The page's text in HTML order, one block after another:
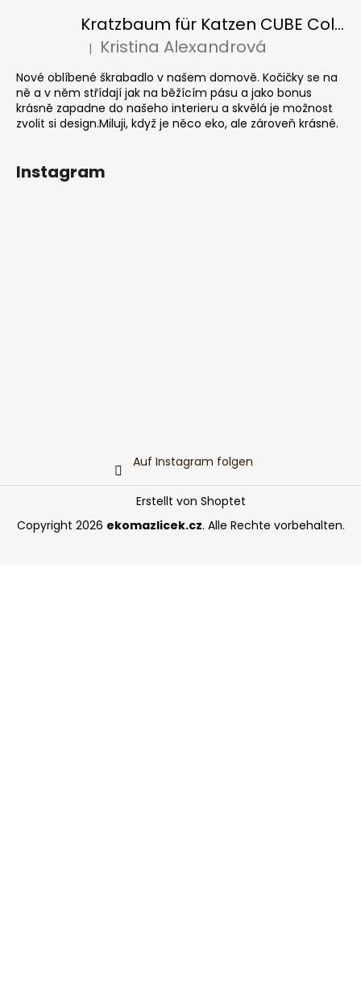
Kratzbaum für Katzen CUBE Colour
Die Produktbewertung beträgt 5 von 5 Sternen.
| Kristina Alexandrová
Nové oblíbené škrabadlo v našem domově. Kočičky se na
ně a v něm střídají jak na běžícím pásu a jako bonus
krásně zapadne do našeho interieru a skvělá je možnost
zvolit si design.Miluji, když je něco eko, ale zároveň krásné.
Instagram
Auf Instagram folgen
Erstellt von Shoptet
Copyright 2026 ekomazlicek.cz. Alle Rechte vorbehalten.